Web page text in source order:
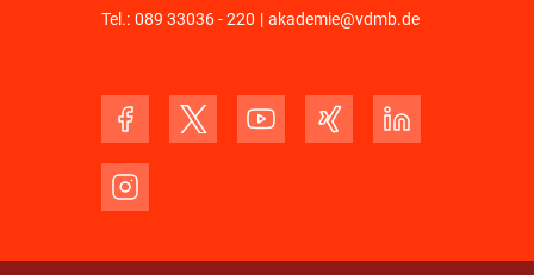
Tel.: 089 33036 - 220 | akademie@vdmb.de